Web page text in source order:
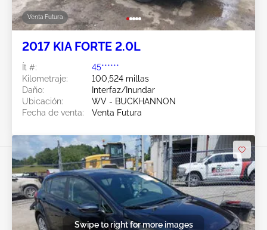
Venta Futura
2017 KIA FORTE 2.0L
Ít #:
45******
Kilometraje:
100,524 millas
Daño:
Interfaz/Inundar
Ubicación:
WV - BUCKHANNON
Fecha de venta:
Venta Futura
Swipe to right for more images